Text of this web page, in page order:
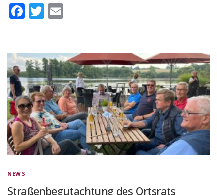
Facebook
Twitter
NEWS
Straßenbegutachtung des Ortsrats